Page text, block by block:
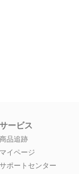
サービス
商品追跡
マイページ
サポートセンター